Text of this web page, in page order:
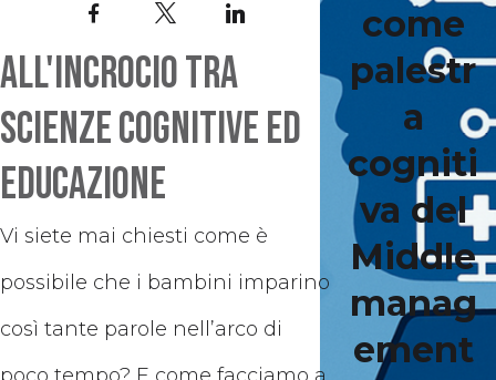
Facebook LinkedIn
All'incrocio tra
scienze cognitive ed
educazione
Vi siete mai chiesti come è
possibile che i bambini imparino
così tante parole nell’arco di
come
palestr
a
cogniti
va del
Middle
manag
ement